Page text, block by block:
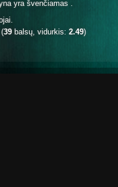
yra švenčiamas
(39 balsų, vidurkis: 2.49)